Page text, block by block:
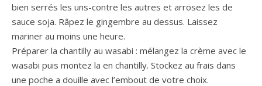
bien serrés les uns-contre les autres et arrosez les de
sauce soja. Râpez le gingembre au dessus. Laissez
mariner au moins une heure.
Préparer la chantilly au wasabi : mélangez la crème avec le
wasabi puis montez la en chantilly. Stockez au frais dans
une poche a douille avec l’embout de votre choix.